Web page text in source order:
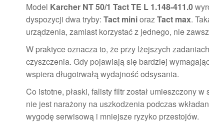
Model Karcher NT 50/1 Tact TE L 1.148-411.0
dyspozycji dwa tryby: Tact miniorazTact max.
urządzenia, zamiast korzystać z jednego, nie
W praktyce oznacza to, że przy lżejszych
czyszczenia. Gdy pojawiają się bardziej
wspiera długotrwałą wydajność odsysania.
Co istotne, płaski, falisty filtr został umieszczony
nie jest narażony na uszkodzenia podczas
wygodę serwisową i mniejsze ryzyko przestojów.